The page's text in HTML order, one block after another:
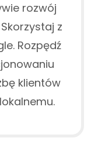
rozwój
z
Rozpędź
klientów